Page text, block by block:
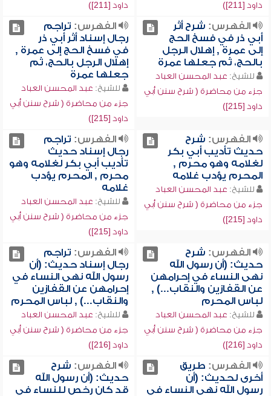
داود [211])
داود [211])
الفهرس: شرح أثر
أبي ذر في فسخ الحج
إلى عمرة , إهلال الرجل
بالحج، ثم جعلها عمرة
للشيخ: عبد المحسن العباد
جزء من محاضرة ( شرح سنن أبي
داود [215])
الفهرس: تراجم
رجال إسناد أثر أبي ذر
في فسخ الحج إلى عمرة ,
إهلال الرجل بالحج، ثم
جعلها عمرة
للشيخ: عبد المحسن العباد
جزء من محاضرة ( شرح سنن أبي
داود [215])
الفهرس: شرح
حديث تأديب أبي بكر
لغلامه وهو محرم ,
المحرم يؤدب غلامه
للشيخ: عبد المحسن العباد
جزء من محاضرة ( شرح سنن أبي
داود [215])
الفهرس: تراجم
رجال إسناد حديث
تأديب أبي بكر لغلامه وهو
محرم , المحرم يؤدب
غلامه
للشيخ: عبد المحسن العباد
جزء من محاضرة ( شرح سنن أبي
داود [215])
الفهرس: شرح
حديث: (أن رسول الله
نهى النساء في إحرامهن
عن القفازين والنقاب...) ,
لباس المحرم
للشيخ: عبد المحسن العباد
جزء من محاضرة ( شرح سنن أبي
داود [216])
الفهرس: تراجم
رجال إسناد حديث: (أن
رسول الله نهى النساء في
إحرامهن عن القفازين
والنقاب...) , لباس المحرم
للشيخ: عبد المحسن العباد
جزء من محاضرة ( شرح سنن أبي
داود [216])
الفهرس: طريق
أخرى لحديث: (أن
رسول الله نهى النساء في
الفهرس: شرح
حديث: (أن رسول الله
قد كان رخص للنساء في